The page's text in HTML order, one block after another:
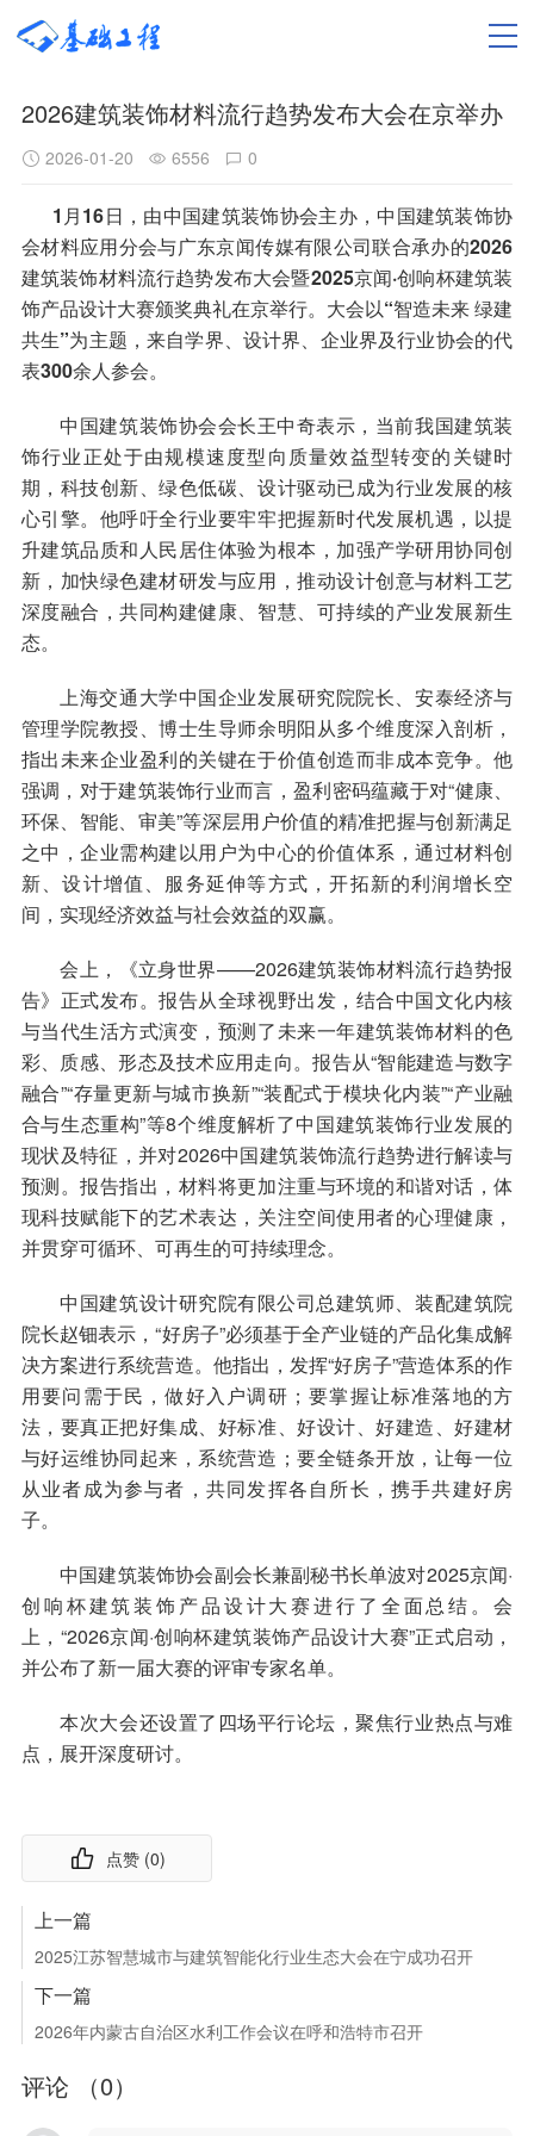
2026建筑装饰材料流行趋势发布大会在京举办
2026-01-20 6556 0
1月16日，由中国建筑装饰协会主办，中国建筑装饰协
会材料应用分会与广东京闻传媒有限公司联合承办的2026
建筑装饰材料流行趋势发布大会暨2025京闻·创响杯建筑装
饰产品设计大赛颁奖典礼在京举行。大会以“智造未来 绿建
共生”为主题，来自学界、设计界、企业界及行业协会的代
表300余人参会。
中国建筑装饰协会会长王中奇表示，当前我国建筑装
饰行业正处于由规模速度型向质量效益型转变的关键时
期，科技创新、绿色低碳、设计驱动已成为行业发展的核
心引擎。他呼吁全行业要牢牢把握新时代发展机遇，以提
升建筑品质和人民居住体验为根本，加强产学研用协同创
新，加快绿色建材研发与应用，推动设计创意与材料工艺
深度融合，共同构建健康、智慧、可持续的产业发展新生
态。
上海交通大学中国企业发展研究院院长、安泰经济与
管理学院教授、博士生导师余明阳从多个维度深入剖析，
指出未来企业盈利的关键在于价值创造而非成本竞争。他
强调，对于建筑装饰行业而言，盈利密码蕴藏于对“健康、
环保、智能、审美”等深层用户价值的精准把握与创新满足
之中，企业需构建以用户为中心的价值体系，通过材料创
新、设计增值、服务延伸等方式，开拓新的利润增长空
间，实现经济效益与社会效益的双赢。
会上，《立身世界——2026建筑装饰材料流行趋势报
告》正式发布。报告从全球视野出发，结合中国文化内核
与当代生活方式演变，预测了未来一年建筑装饰材料的色
彩、质感、形态及技术应用走向。报告从“智能建造与数字
融合”“存量更新与城市换新”“装配式于模块化内装”“产业融
合与生态重构”等8个维度解析了中国建筑装饰行业发展的
现状及特征，并对2026中国建筑装饰流行趋势进行解读与
预测。报告指出，材料将更加注重与环境的和谐对话，体
现科技赋能下的艺术表达，关注空间使用者的心理健康，
并贯穿可循环、可再生的可持续理念。
中国建筑设计研究院有限公司总建筑师、装配建筑院
院长赵钿表示，“好房子”必须基于全产业链的产品化集成解
决方案进行系统营造。他指出，发挥“好房子”营造体系的作
用要问需于民，做好入户调研；要掌握让标准落地的方
法，要真正把好集成、好标准、好设计、好建造、好建材
与好运维协同起来，系统营造；要全链条开放，让每一位
从业者成为参与者，共同发挥各自所长，携手共建好房
子。
中国建筑装饰协会副会长兼副秘书长单波对2025京闻·
创响杯建筑装饰产品设计大赛进行了全面总结。会
上，“2026京闻·创响杯建筑装饰产品设计大赛”正式启动，
并公布了新一届大赛的评审专家名单。
本次大会还设置了四场平行论坛，聚焦行业热点与难
点，展开深度研讨。
点赞 (0)
上一篇
2025江苏智慧城市与建筑智能化行业生态大会在宁成功召开
下一篇
2026年内蒙古自治区水利工作会议在呼和浩特市召开
评论 （0）